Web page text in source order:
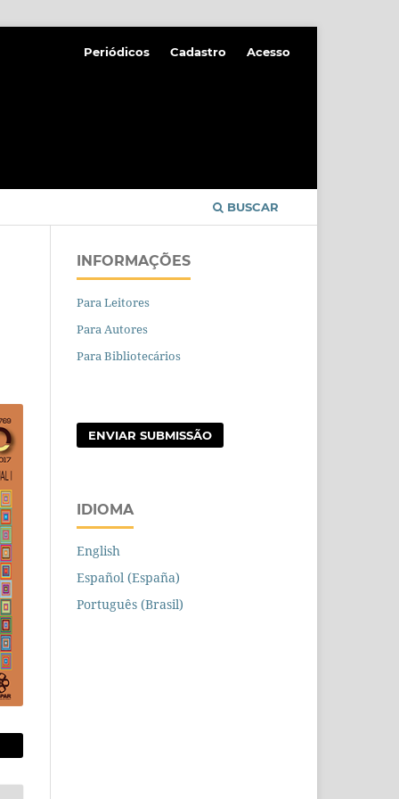
BUSCAR
Periódicos Cadastro Acesso
INFORMAÇÕES
Para Leitores
Para Autores
Para Bibliotecários
ENVIAR SUBMISSÃO
IDIOMA
English
Español (España)
Português (Brasil)